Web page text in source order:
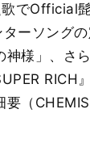
でOfficial
ーソング
神様」、さ
RICH
要（